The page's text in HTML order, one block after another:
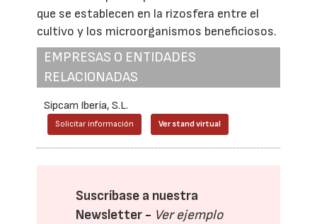
que se establecen en la rizosfera entre el
cultivo y los microorganismos beneficiosos.
EMPRESAS O ENTIDADES
RELACIONADAS
Sipcam Iberia, S.L.
Solicitar información Ver stand virtual
Suscríbase a nuestra
Newsletter - Ver ejemplo